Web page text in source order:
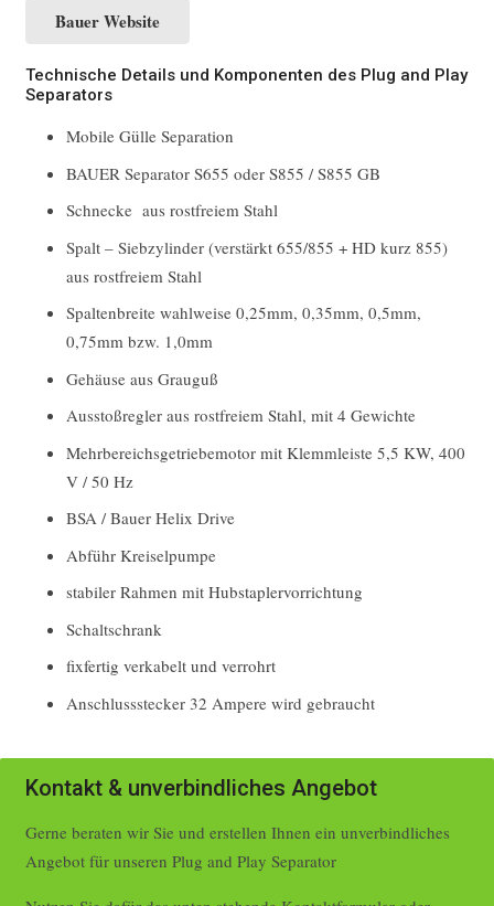
Bauer Website
Technische Details und Komponenten des Plug and Play
Separators
Mobile Gülle Separation
BAUER Separator S655 oder S855 / S855 GB
Schnecke aus rostfreiem Stahl
Spalt – Siebzylinder (verstärkt 655/855 + HD kurz 855)
aus rostfreiem Stahl
Spaltenbreite wahlweise 0,25mm, 0,35mm, 0,5mm,
0,75mm bzw. 1,0mm
Gehäuse aus Grauguß
Ausstoßregler aus rostfreiem Stahl, mit 4 Gewichte
Mehrbereichsgetriebemotor mit Klemmleiste 5,5 KW, 400
V / 50 Hz
BSA / Bauer Helix Drive
Abführ Kreiselpumpe
stabiler Rahmen mit Hubstaplervorrichtung
Schaltschrank
fixfertig verkabelt und verrohrt
Anschlussstecker 32 Ampere wird gebraucht
Kontakt & unverbindliches Angebot
Gerne beraten wir Sie und erstellen Ihnen ein unverbindliches
Angebot für unseren Plug and Play Separator